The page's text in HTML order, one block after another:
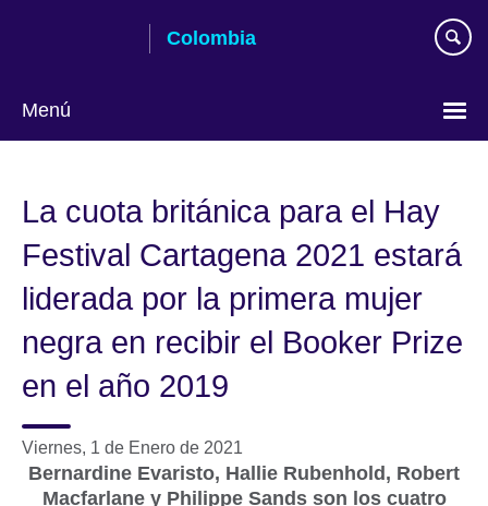
Colombia
Menú
idioma
La cuota británica para el Hay
Festival Cartagena 2021 estará
liderada por la primera mujer
negra en recibir el Booker Prize
en el año 2019
Viernes, 1 de Enero de 2021
Bernardine Evaristo, Hallie Rubenhold, Robert
Macfarlane y Philippe Sands son los cuatro